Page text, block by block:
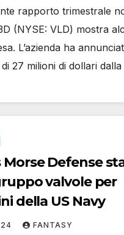
rapporto trimestrale
(NYSE: VLD) mostra
L’azienda ha
27 milioni di dollari
Morse Defense
valvole per
della US Navy
FANTASY